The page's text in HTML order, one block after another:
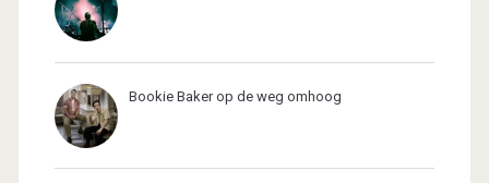
Bookie Baker op de weg omhoog